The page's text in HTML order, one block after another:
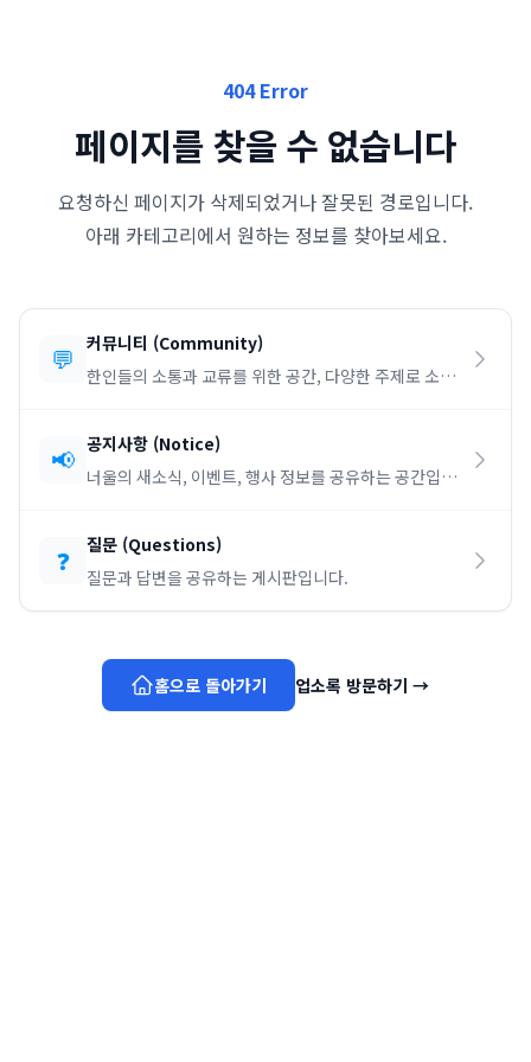
404 Error
페이지를 찾을 수 없습니다
요청하신 페이지가 삭제되었거나 잘못된 경로입니다.
아래 카테고리에서 원하는 정보를 찾아보세요.
💬 커뮤니티 (Community)
한인들의 소통과 교류를 위한 공간, 다양한 주제로 소통
📢 공지사항 (Notice)
너울의 새소식, 이벤트, 행사 정보를 공유하는 공간입니
❓ 질문 (Questions)
질문과 답변을 공유하는 게시판입니다.
홈으로 돌아가기 업소록 방문하기 →